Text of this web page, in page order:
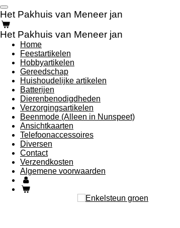
Ga
direct
naar
de
hoofdinhoud
Het Pakhuis van Meneer jan
Het Pakhuis van Meneer jan
Home
Feestartikelen
Hobbyartikelen
Gereedschap
Huishoudelijke artikelen
Batterijen
Dierenbenodigdheden
Verzorgingsartikelen
Beenmode (Alleen in Nunspeet)
Ansichtkaarten
Telefoonaccessoires
Diversen
Contact
Verzendkosten
Algemene voorwaarden